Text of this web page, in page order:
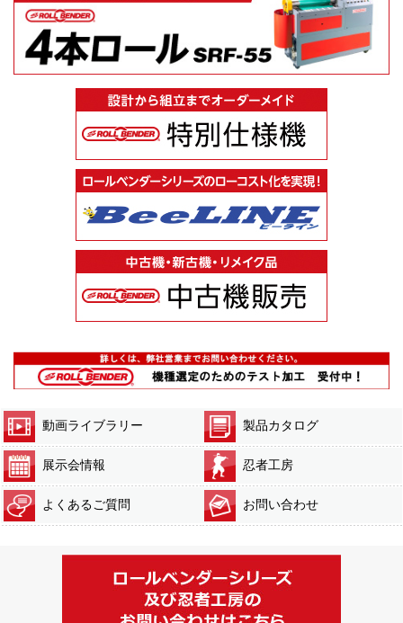
動画ライブラリー 製品カタログ
展示会情報 忍者工房
よくあるご質問 お問い合わせ